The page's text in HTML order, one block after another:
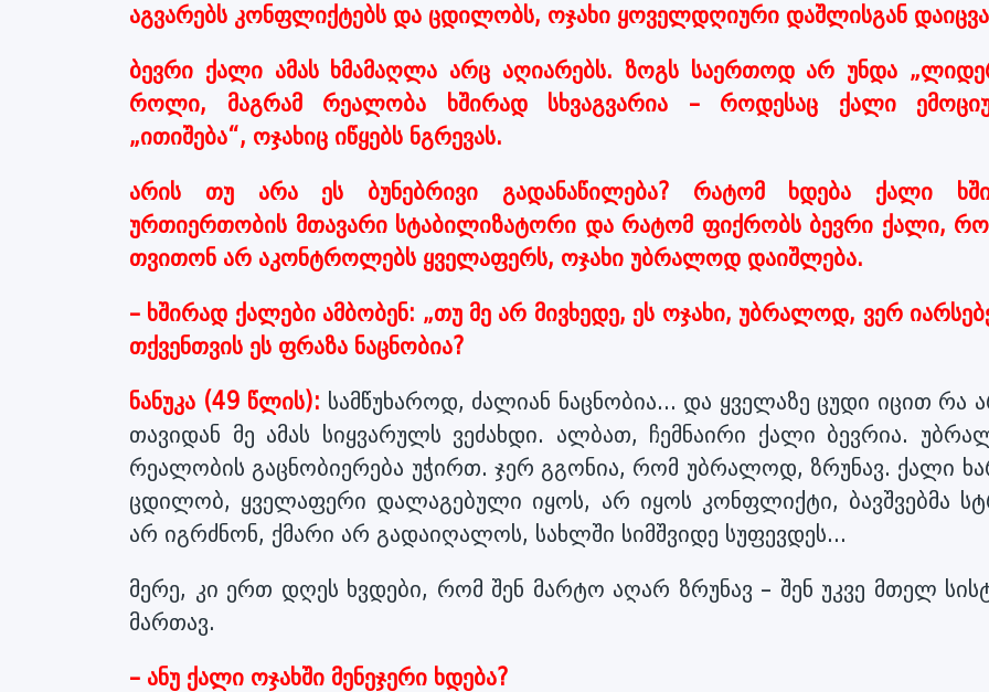
აგვარებს კონფლიქტებს და ცდილობს, ოჯახი ყოველდღიური დაშლისგან
ბევრი ქალი ამას ხმამაღლა არც აღიარებს. ზოგს საერთოდ არ უნდა
როლი, მაგრამ რეალობა ხშირად სხვაგვარია – როდესაც ქალი
„ითიშება“, ოჯახიც იწყებს ნგრევას.
არის თუ არა ეს ბუნებრივი გადანაწილება? რატომ ხდება ქალი
ურთიერთობის მთავარი სტაბილიზატორი და რატომ ფიქრობს ბევრი ქალი,
თვითონ არ აკონტროლებს ყველაფერს, ოჯახი უბრალოდ დაიშლება.
– ხშირად ქალები ამბობენ: „თუ მე არ მივხედე, ეს ოჯახი, უბრალოდ, ვერ
თქვენთვის ეს ფრაზა ნაცნობია?
ნანუკა (49 წლის): სამწუხაროდ, ძალიან ნაცნობია... და ყველაზე ცუდი იცით რა
თავიდან მე ამას სიყვარულს ვეძახდი. ალბათ, ჩემნაირი ქალი ბევრია.
რეალობის გაცნობიერება უჭირთ. ჯერ გგონია, რომ უბრალოდ, ზრუნავ. ქალი
ცდილობ, ყველაფერი დალაგებული იყოს, არ იყოს კონფლიქტი, ბავშვებმა
არ იგრძნონ, ქმარი არ გადაიღალოს, სახლში სიმშვიდე სუფევდეს...
მერე, კი ერთ დღეს ხვდები, რომ შენ მარტო აღარ ზრუნავ – შენ უკვე მთელ
მართავ.
– ანუ ქალი ოჯახში მენეჯერი ხდება?